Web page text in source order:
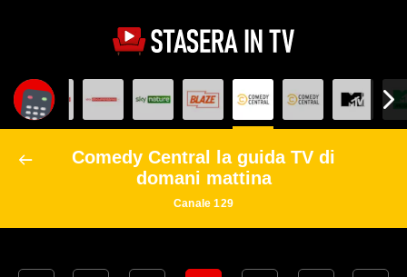
Comedy Central la guida TV di
domani mattina
Canale 129